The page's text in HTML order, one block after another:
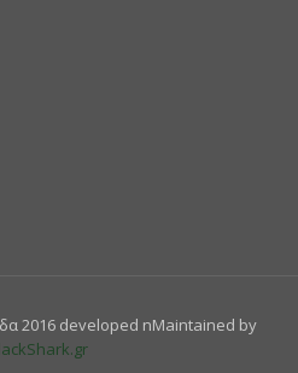
2016 developed nMaintained by